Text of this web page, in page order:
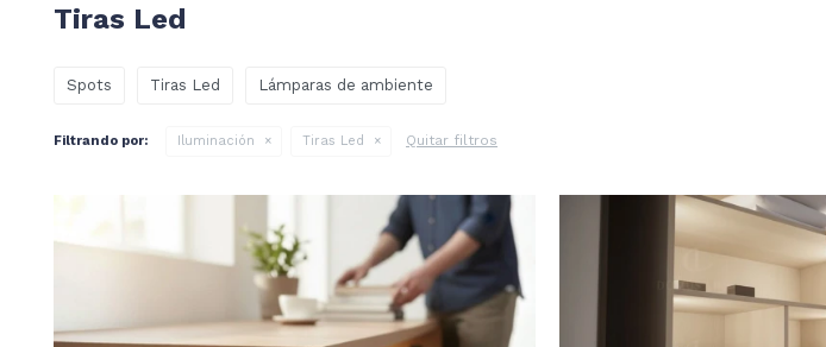
Tiras Led
Spots Tiras Led Lámparas de ambiente
Filtrando por: Iluminación Tiras Led Quitar filtros